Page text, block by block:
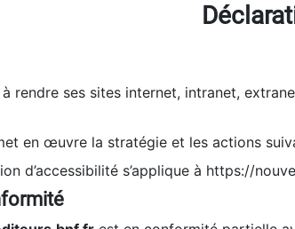
à rendre ses sites internet, intranet,
en œuvre la stratégie et les actions
d’accessibilité s’applique à https://